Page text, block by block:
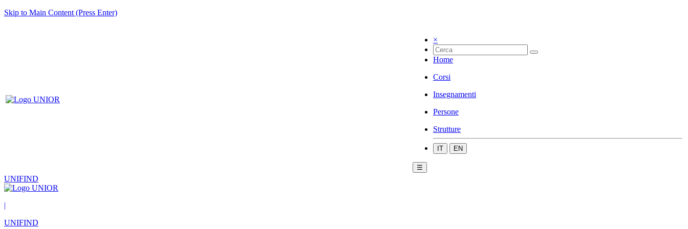
Skip to Main Content (Press Enter)
×
Home
Corsi
Insegnamenti
Persone
Strutture
IT EN
☰
UNIFIND
|
UNIFIND